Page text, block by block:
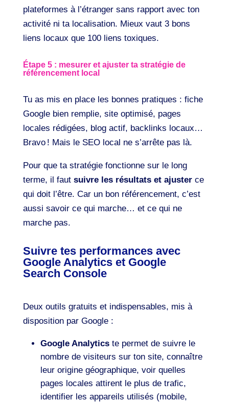
plateformes à l’étranger sans rapport avec ton
activité ni ta localisation. Mieux vaut 3 bons
liens locaux que 100 liens toxiques.
Étape 5 : mesurer et ajuster ta stratégie de
référencement local
Tu as mis en place les bonnes pratiques : fiche
Google bien remplie, site optimisé, pages
locales rédigées, blog actif, backlinks locaux…
Bravo ! Mais le SEO local ne s’arrête pas là.
Pour que ta stratégie fonctionne sur le long
terme, il faut suivre les résultats et ajusterce
qui doit l’être. Car un bon référencement, c’est
aussi savoir ce qui marche… et ce qui ne
marche pas.
Suivre tes performances avec
Google Analytics et Google
Search Console
Deux outils gratuits et indispensables, mis à
disposition par Google :
Google Analyticste permet de suivre le
nombre de visiteurs sur ton site, connaître
leur origine géographique, voir quelles
pages locales attirent le plus de trafic,
identifier les appareils utilisés (mobile,